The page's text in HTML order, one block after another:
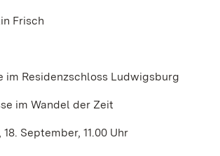
Frisch
im Residenzschloss Ludwigsburg
im Wandel der Zeit
September, 11.00 Uhr